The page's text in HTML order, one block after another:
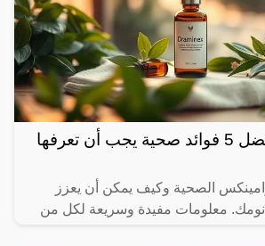
درامينكس: أفضل 5 فوائد صحية يجب أن تعرفها
الصحية وكيف يمكن أن يعزز
معلومات مفيدة وسريعة لكل من